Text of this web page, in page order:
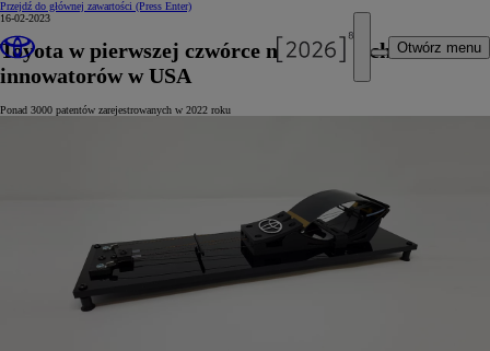
Przejdź do głównej zawartości (Press Enter)
Otwórz menu
16-02-2023
Toyota w pierwszej czwórce największych
innowatorów w USA
Ponad 3000 patentów zarejestrowanych w 2022 roku